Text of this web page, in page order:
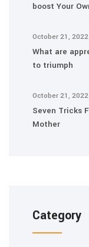
boost Your
October 21, 2022
What are
to triumph
October 21, 2022
Seven Tricks
Mother
Category